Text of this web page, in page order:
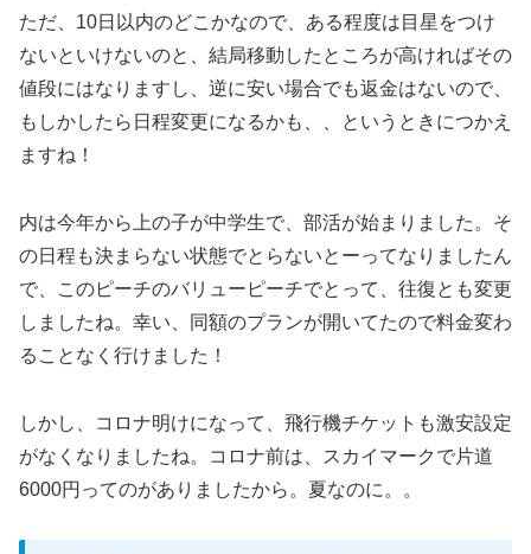
ただ、10日以内のどこかなので、ある程度は目星をつけ
ないといけないのと、結局移動したところが高ければその
値段にはなりますし、逆に安い場合でも返金はないので、
もしかしたら日程変更になるかも、、というときにつかえ
ますね！
内は今年から上の子が中学生で、部活が始まりました。そ
の日程も決まらない状態でとらないとーってなりましたん
で、このピーチのバリューピーチでとって、往復とも変更
しましたね。幸い、同額のプランが開いてたので料金変わ
ることなく行けました！
しかし、コロナ明けになって、飛行機チケットも激安設定
がなくなりましたね。コロナ前は、スカイマークで片道
6000円ってのがありましたから。夏なのに。。